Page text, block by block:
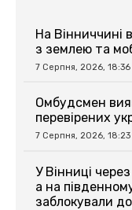
На Вінниччині
з землею та
7 Серпня, 2026, 18:36
Омбудсмен
перевірених
7 Серпня, 2026, 18:23
У Вінниці
а на
заблокували